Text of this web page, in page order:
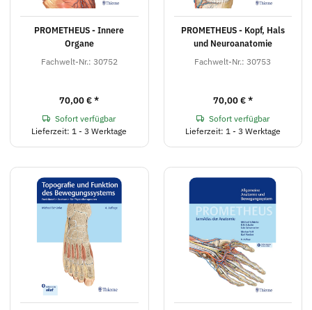
PROMETHEUS - Innere
Organe
Fachwelt-Nr.: 30752
70,00 €*
Sofort verfügbar
Lieferzeit: 1 - 3 Werktage
PROMETHEUS - Kopf, Hals
und Neuroanatomie
Fachwelt-Nr.: 30753
70,00 €*
Sofort verfügbar
Lieferzeit: 1 - 3 Werktage